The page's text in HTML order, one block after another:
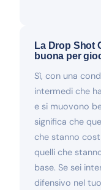
La Drop Shot
buona per
Sì, con una
intermedi che
e si muovono
significa che
che stanno
quelli che
base. Se sei
difensivo nel